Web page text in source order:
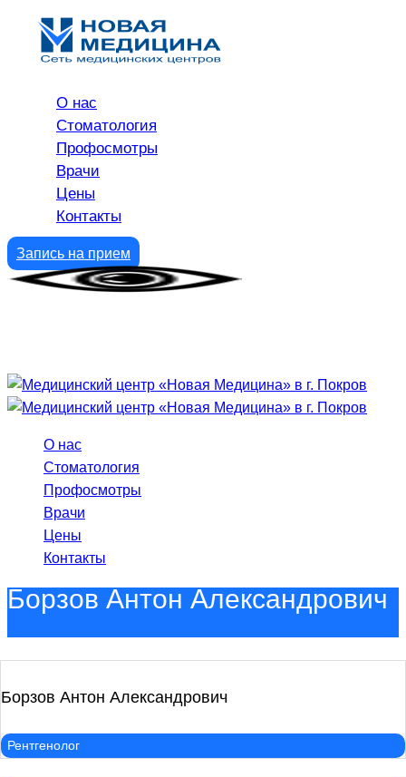
О нас
Стоматология
Профосмотры
Врачи
Цены
Контакты
Запись на прием
О нас
Стоматология
Профосмотры
Врачи
Цены
Контакты
Борзов Антон Александрович
Борзов Антон Александрович
Рентгенолог